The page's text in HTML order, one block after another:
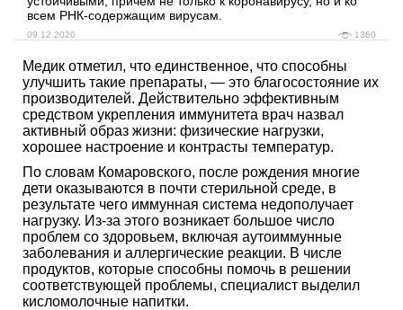
всем РНК-содержащим вирусам.
09.12.2020 1360
Медик отметил, что единственное, что способны
улучшить такие препараты, — это благосостояние их
производителей. Действительно эффективным
средством укрепления иммунитета врач назвал
активный образ жизни: физические нагрузки,
хорошее настроение и контрасты температур.
По словам Комаровского, после рождения многие
дети оказываются в почти стерильной среде, в
результате чего иммунная система недополучает
нагрузку. Из-за этого возникает большое число
проблем со здоровьем, включая аутоиммунные
заболевания и аллергические реакции. В числе
продуктов, которые способны помочь в решении
соответствующей проблемы, специалист выделил
кисломолочные напитки.